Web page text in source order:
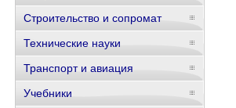
Строительство и сопромат
Технические науки
Транспорт и авиация
Учебники